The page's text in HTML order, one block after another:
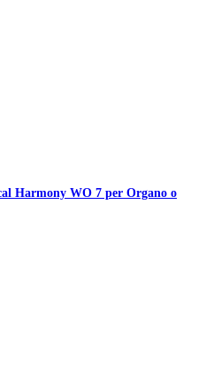
Harmony WO 7 per Organo o